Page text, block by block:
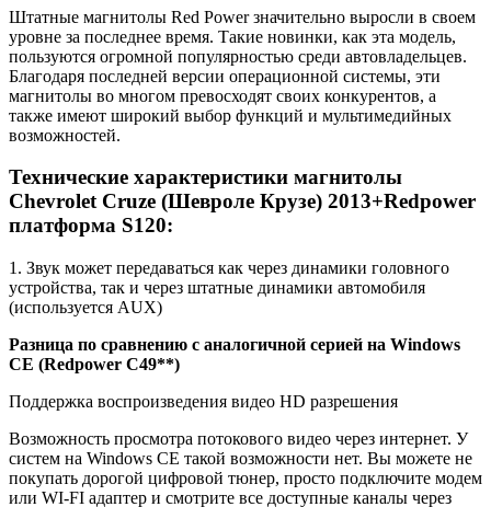
Штатные магнитолы Red Power значительно выросли в своем
уровне за последнее время. Такие новинки, как эта модель,
пользуются огромной популярностью среди автовладельцев.
Благодаря последней версии операционной системы, эти
магнитолы во многом превосходят своих конкурентов, а
также имеют широкий выбор функций и мультимедийных
возможностей.
Технические характеристики магнитолы
Chevrolet Cruze (Шевроле Крузе) 2013+Redpower
платформа S120:
1. Звук может передаваться как через динамики головного
устройства, так и через штатные динамики автомобиля
(используется AUX)
Разница по сравнению с аналогичной серией на Windows
CE (Redpower C49**)
Поддержка воспроизведения видео HD разрешения
Возможность просмотра потокового видео через интернет. У
систем на Windows CE такой возможности нет. Вы можете не
покупать дорогой цифровой тюнер, просто подключите модем
или WI-FI адаптер и смотрите все доступные каналы через